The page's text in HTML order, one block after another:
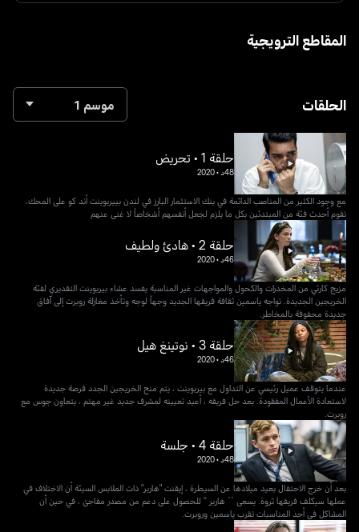
المقاطع الترويجية
الحلقات موسم 1
حلقة 1 • تحريض
48د •
2020
مع وجود الكثير من المناصب الدائمة في بنك الاستثمار البارز في لندن بييربوينت أند كو على المحك،
تقوم أحدث فئة من المبتدئين بكل ما يلزم لجعل أنفسهم أشخاصاً لا غنى عنهم
حلقة 2 • هادئ ولطيف
46د •
2020
مزيج كارثي من المخدرات والكحول والمواجهات غير المناسبة يفسد عشاء بيربوينت التقديري لفئة
الخريجين الجديدة. تواجه ياسمين ثقافة فريقها الجديد وجهاً لوجه وتأخذ مغازلة روبرت إلى آفاق
جديدة محفوفة بالمخاطر.
حلقة 3 • نوتينغ هيل
46د •
2020
عندما يتوقف عميل رئيسي عن التداول مع بيربوينت ، يتم منح الخريجين الجدد فرصة جديدة
لاستعادة الأعمال المفقودة. بعد حل فريقه ، أعيد تعيينه لمشرف جديد غير مهتم ، يتعاون جوس مع
روبرت.
حلقة 4 • جلسة
48د •
2020
بعد أن خرج الاحتفال بعيد ميلادها عن السيطرة ، إيقنت "هاربر" ذات الملابس السيئة أن الاختلاف في
عملها سيكلف فريقها ثروة. يسعى `` هاربر '' للحصول على دعم من مصدر مفاجئ ، في حين أن
المشاكل في أحد المناسبات تقرب ياسمين وروبرت.